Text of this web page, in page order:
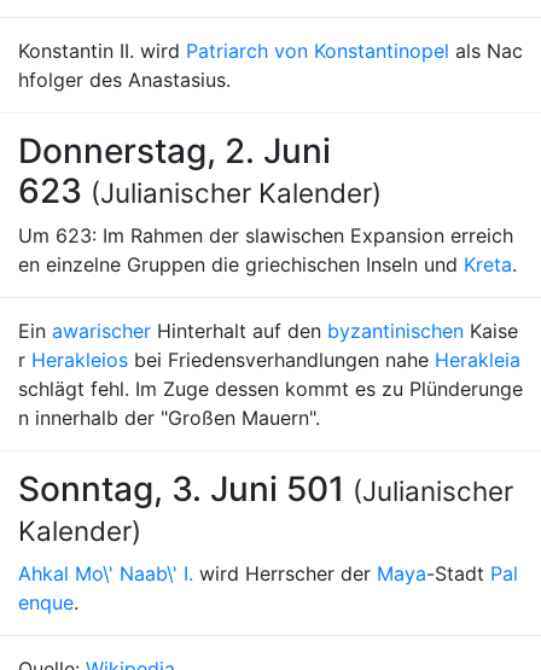
Konstantin II. wird Patriarch von Konstantinopel als Nac
hfolger des Anastasius.
Donnerstag, 2. Juni
623 (Julianischer Kalender)
Um 623: Im Rahmen der slawischen Expansion erreich
en einzelne Gruppen die griechischen Inseln und Kreta.
Ein awarischer Hinterhalt auf den byzantinischen Kaise
r Herakleios bei Friedensverhandlungen nahe Herakleia
schlägt fehl. Im Zuge dessen kommt es zu Plünderunge
n innerhalb der "Großen Mauern".
Sonntag, 3. Juni 501 (Julianischer
Kalender)
Ahkal Mo\' Naab\' I. wird Herrscher der Maya-Stadt Pal
enque.